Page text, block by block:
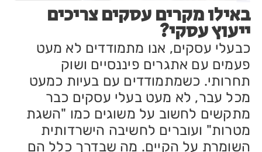
באילו מקרים עסקים צריכים
ייעוץ עסקי?
כבעלי עסקים, אנו מתמודדים לא מעט
פעמים עם אתגרים פיננסיים ושוק
תחרותי. כשמתמודדים עם בעיות כמעט
מכל עבר, לא מעט בעלי עסקים כבר
מתקשים לחשוב על משוגים כמו "השגת
מטרות" ועוברים לחשיבה הישרדותית
השומרת על הקיים. מה שבדרך כלל הם